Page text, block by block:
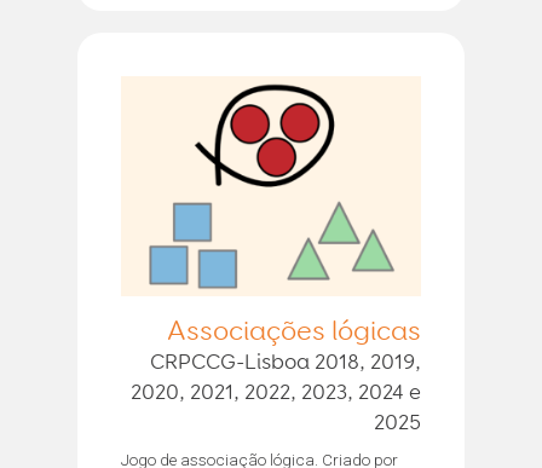
Associações lógicas
CRPCCG-Lisboa 2018, 2019,
2020, 2021, 2022, 2023, 2024 e
2025
Jogo de associação lógica. Criado por